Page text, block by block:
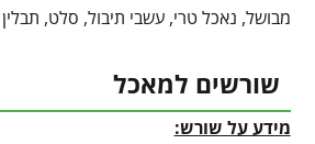
מבושל, נאכל טרי, עשבי תיבול, סלט, תבלין
שורשים למאכל
מידע על שורש: